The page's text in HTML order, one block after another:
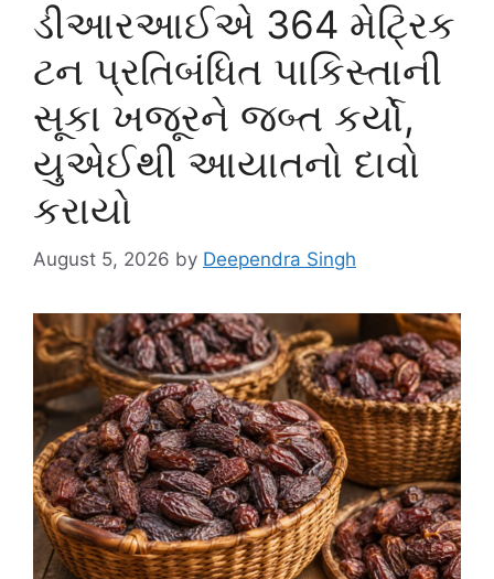
ડીઆરઆઈએ 364 મેટ્રિક
ટન પ્રતિબંધિત પાકિસ્તાની
સૂકા ખજૂરને જબ્ત કર્યો,
યુએઈથી આયાતનો દાવો
કરાયો
August 5, 2026 by Deependra Singh